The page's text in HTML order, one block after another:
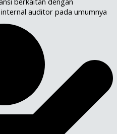
auditor pada umumnya